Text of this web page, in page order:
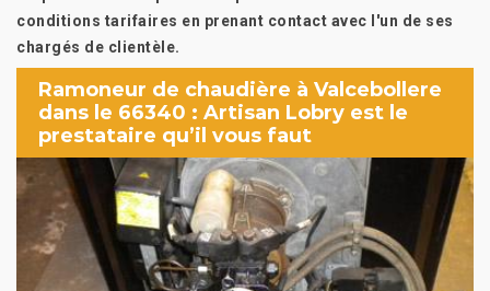
conditions tarifaires en prenant contact avec l'un de ses
chargés de clientèle.
Ramoneur de chaudière à Valcebollere
dans le 66340 : Artisan Lobry est le
prestataire qu’il vous faut